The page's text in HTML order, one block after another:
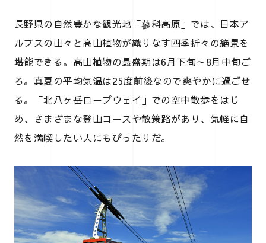
長野県の自然豊かな観光地「蓼科高原」では、日本ア
ルプスの山々と高山植物が織りなす四季折々の絶景を
堪能できる。高山植物の最盛期は6月下旬～8月中旬ご
ろ。真夏の平均気温は25度前後なので爽やかに過ごせ
る。「北八ヶ岳ロープウェイ」での空中散歩をはじ
め、さまざまな登山コースや散策路があり、気軽に自
然を満喫したい人にもぴったりだ。